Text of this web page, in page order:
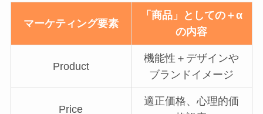
マーケティング要素
「商品」としての＋α
の内容
Product
機能性＋デザインや
ブランドイメージ
Price
適正価格、心理的価